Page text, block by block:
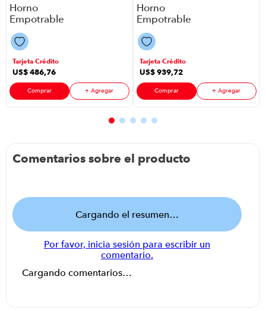
Horno
Empotrable
Electrolux
Oe8Ea P8749 |
80 Litros Color
Tarjeta Crédito
US$486,76
Comprar + Agregar
Horno
Empotrable
Electrico Teka
Hsb-6456 Ss
P88646 | 3215
Watts 70 Litros
Color
Inoxidable
Tarjeta Crédito
US$939,72
Comprar + Agregar
Comentarios sobre el producto
Cargando el resumen…
Por favor, inicia sesión para escribir un
comentario.
Cargando comentarios…